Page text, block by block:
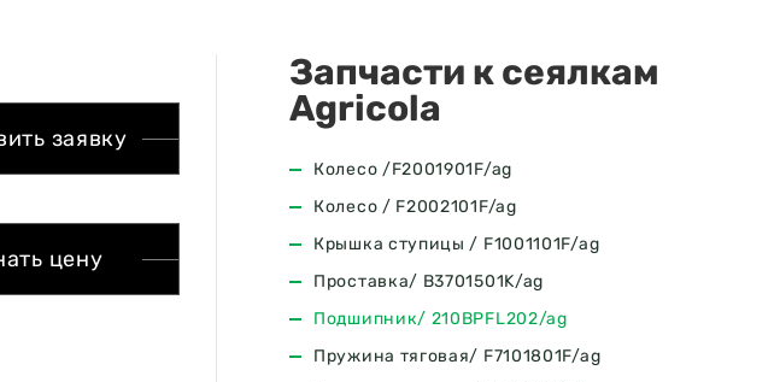
заявку
цену
Запчасти к сеялкам
Agricola
Колесо /F2001901F/ag
Колесо / F2002101F/ag
Крышка ступицы / F1001101F/ag
Проставка/ B3701501K/ag
Подшипник/ 210BPFL202/ag
Пружина тяговая/ F7101801F/ag